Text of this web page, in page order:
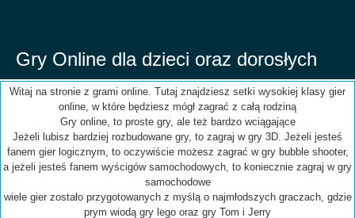
Gry Online dla dzieci oraz dorosłych
Witaj na stronie z grami online. Tutaj znajdziesz setki wysokiej klasy gier
online, w które będziesz mógł zagrać z całą rodziną
Gry online, to proste gry, ale też bardzo wciągające
Jeżeli lubisz bardziej rozbudowane gry, to zagraj w gry 3D. Jeżeli jesteś
fanem gier logicznym, to oczywiście możesz zagrać w gry bubble shooter,
a jeżeli jesteś fanem wyścigów samochodowych, to koniecznie zagraj w gry
samochodowe
wiele gier zostało przygotowanych z myślą o najmłodszych graczach, gdzie
prym wiodą gry lego oraz gry Tom i Jerry